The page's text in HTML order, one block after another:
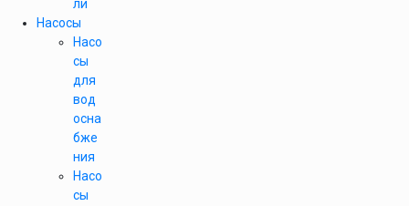
ли
Насосы
Насо
сы
для
вод
осна
бже
ния
Насо
сы